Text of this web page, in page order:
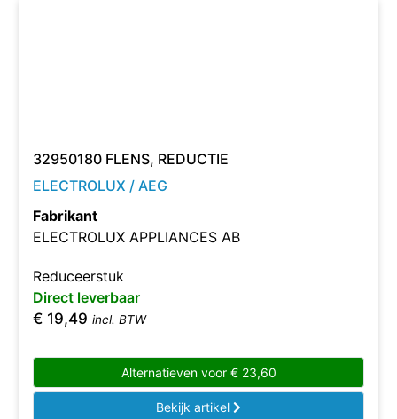
32950180 FLENS, REDUCTIE
ELECTROLUX / AEG
Fabrikant
ELECTROLUX APPLIANCES AB
Reduceerstuk
Direct leverbaar
€ 19,49 incl. BTW
Alternatieven voor €23,60
Bekijk artikel